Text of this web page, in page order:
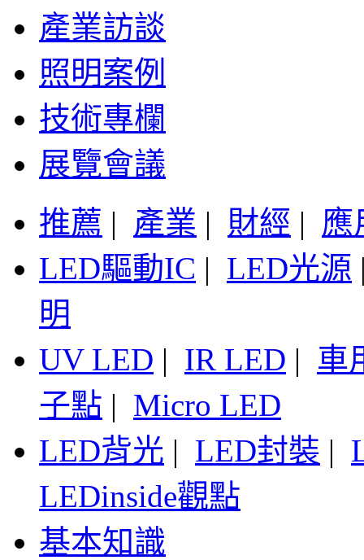
產業訪談
照明案例
技術專欄
展覽會議
推薦 | 產業 | 財經 | 應
LED驅動IC | LED光源
明
UV LED | IR LED | 車
子點 | Micro LED
LED背光 | LED封裝 |
LEDinside觀點
基本知識